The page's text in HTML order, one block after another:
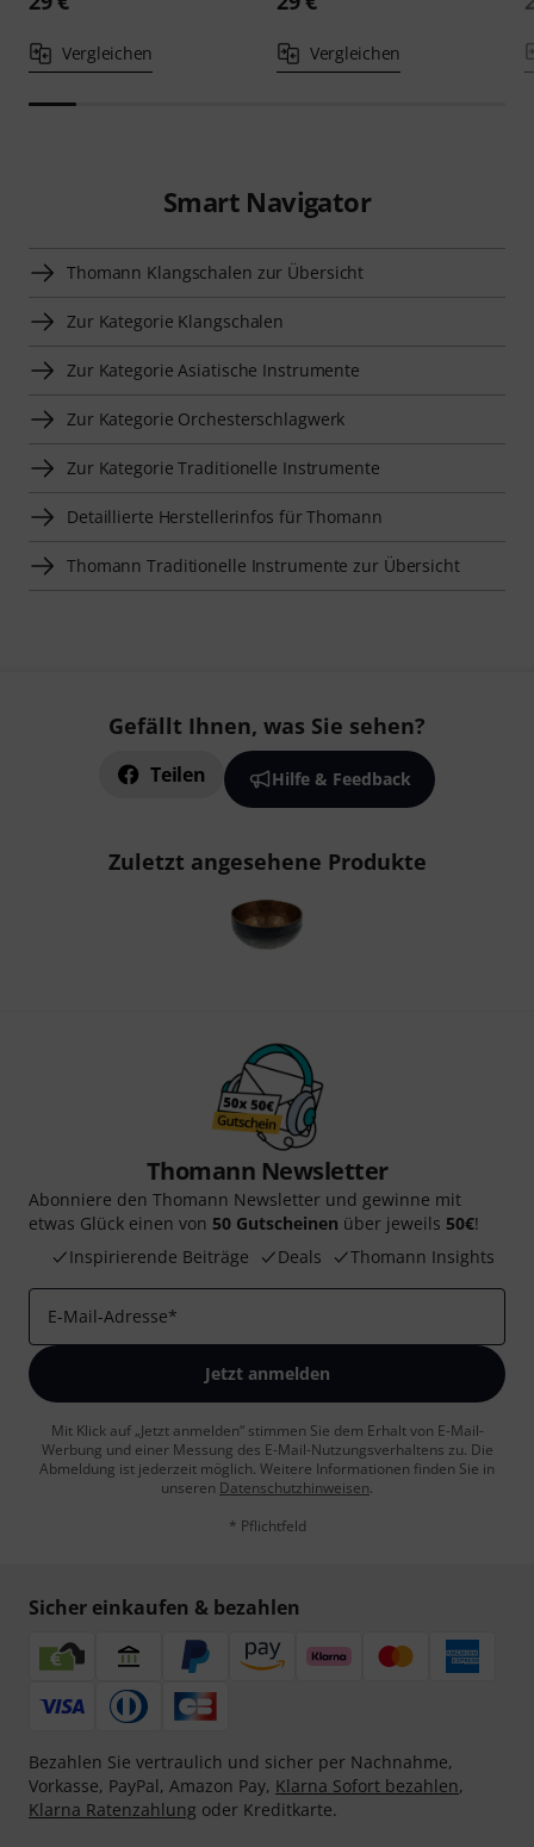
Vergleichen Vergleichen
Smart Navigator
Thomann Klangschalen zur Übersicht
Zur Kategorie Klangschalen
Zur Kategorie Asiatische Instrumente
Zur Kategorie Orchesterschlagwerk
Zur Kategorie Traditionelle Instrumente
Detaillierte Herstellerinfos für Thomann
Thomann Traditionelle Instrumente zur Übersicht
Gefällt Ihnen, was Sie sehen?
Teilen Hilfe & Feedback
Zuletzt angesehene Produkte
Thomann Newsletter
Abonniere den Thomann Newsletter und gewinne mit
etwas Glück einen von 50 Gutscheinen über jeweils 50€!
Inspirierende Beiträge
Deals Thomann Insights
E-Mail-Adresse*
Jetzt anmelden
Mit Klick auf „Jetzt anmelden“ stimmen Sie dem Erhalt von E-Mail-
Werbung und einer Messung des E-Mail-Nutzungsverhaltens zu. Die
Abmeldung ist jederzeit möglich. Weitere Informationen finden Sie in
unseren Datenschutzhinweisen.
* Pflichtfeld
Sicher einkaufen & bezahlen
Bezahlen Sie vertraulich und sicher per Nachnahme,
Vorkasse, PayPal, Amazon Pay, Klarna Sofort bezahlen,
Klarna Ratenzahlung oder Kreditkarte.